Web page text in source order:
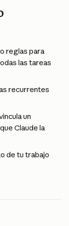
reglas para
las tareas
recurrentes
un
Claude la
de tu trabajo